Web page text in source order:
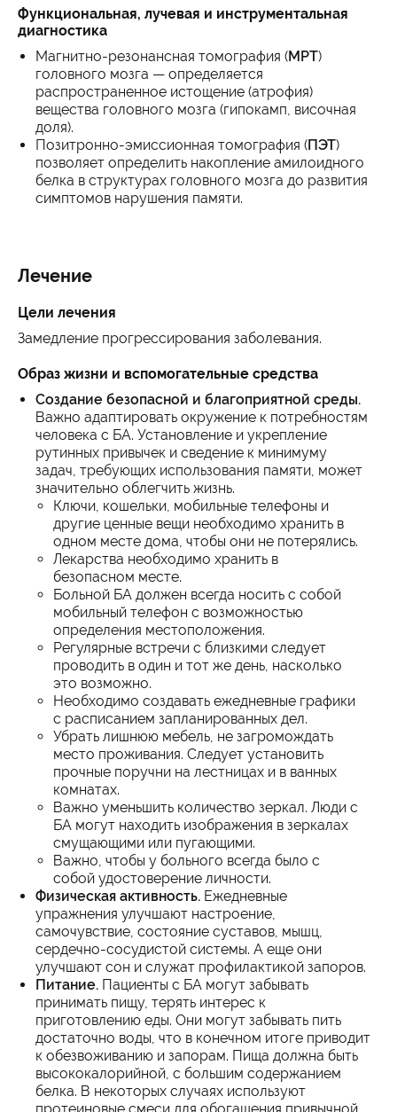
Функциональная, лучевая и инструментальная
диагностика
Магнитно-резонансная томография (МРТ)
головного мозга — определяется
распространенное истощение (атрофия)
вещества головного мозга (гипокамп, височная
доля).
Позитронно-эмиссионная томография (ПЭТ)
позволяет определить накопление амилоидного
белка в структурах головного мозга до развития
симптомов нарушения памяти.
Лечение
Цели лечения
Замедление прогрессирования заболевания.
Образ жизни и вспомогательные средства
Создание безопасной и благоприятной среды.
Важно адаптировать окружение к потребностям
человека с БА. Установление и укрепление
рутинных привычек и сведение к минимуму
задач, требующих использования памяти, может
значительно облегчить жизнь.
Ключи, кошельки, мобильные телефоны и
другие ценные вещи необходимо хранить в
одном месте дома, чтобы они не потерялись.
Лекарства необходимо хранить в
безопасном месте.
Больной БА должен всегда носить с собой
мобильный телефон с возможностью
определения местоположения.
Регулярные встречи с близкими следует
проводить в один и тот же день, насколько
это возможно.
Необходимо создавать ежедневные графики
с расписанием запланированных дел.
Убрать лишнюю мебель, не загромождать
место проживания. Следует установить
прочные поручни на лестницах и в ванных
комнатах.
Важно уменьшить количество зеркал. Люди с
БА могут находить изображения в зеркалах
смущающими или пугающими.
Важно, чтобы у больного всегда было с
собой удостоверение личности.
Физическая активность. Ежедневные
упражнения улучшают настроение,
самочувствие, состояние суставов, мышц,
сердечно-сосудистой системы. А еще они
улучшают сон и служат профилактикой запоров.
Питание. Пациенты с БА могут забывать
принимать пищу, терять интерес к
приготовлению еды. Они могут забывать пить
достаточно воды, что в конечном итоге приводит
к обезвоживанию и запорам. Пища должна быть
высококалорийной, с большим содержанием
белка. В некоторых случаях используют